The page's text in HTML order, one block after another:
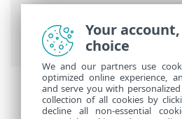
Ayuda en línea de ESET>
Collector
>Línea de
Log Collector> Destinos
Your
choice
We and our partners use
optimized online experience,
and serve you with
collection of all cookies by
decline all non-essential